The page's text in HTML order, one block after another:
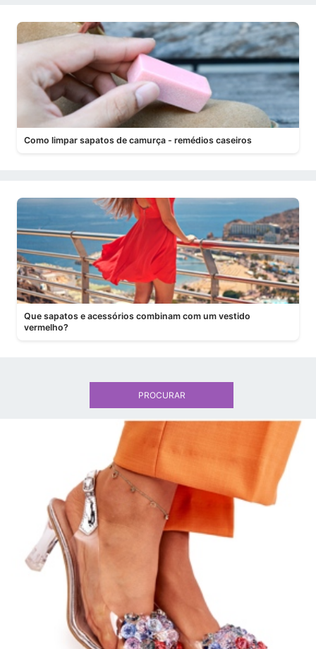
Como limpar sapatos de camurça - remédios caseiros
Que sapatos e acessórios combinam com um vestido
vermelho?
PROCURAR